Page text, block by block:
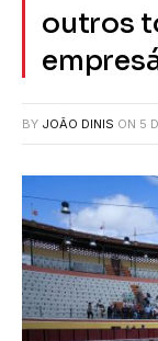
outros
BY JOÃO DINIS ON 5